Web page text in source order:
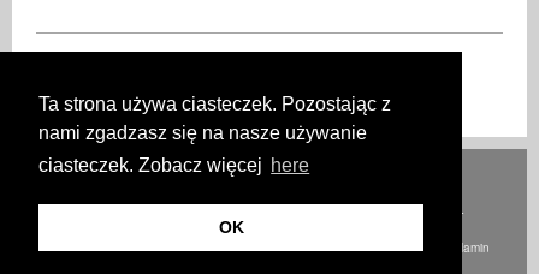
Ta strona używa ciasteczek. Pozostając z
nami zgadzasz się na nasze używanie
ciasteczek. Zobacz więcej here
OK
Deutsch English Español Français Polski Русский
PYTANIA I ODPOWIEDZI KONTAKT
© Prawa autorskie Music2Deal 2026. Wszelkie prawa zastrzeżone.
Regulamin